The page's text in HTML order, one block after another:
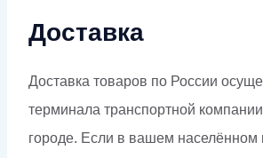
Доставка
Доставка товаров по России
терминала транспортной
городе. Если в вашем населённом